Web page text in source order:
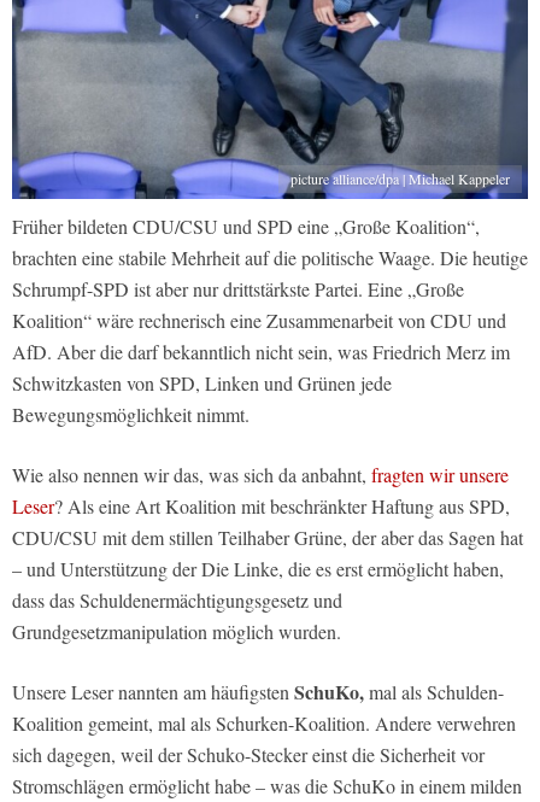
picture alliance/dpa | Michael Kappeler
Früher bildeten CDU/CSU und SPD eine „Große Koalition“,
brachten eine stabile Mehrheit auf die politische Waage. Die heutige
Schrumpf-SPD ist aber nur drittstärkste Partei. Eine „Große
Koalition“ wäre rechnerisch eine Zusammenarbeit von CDU und
AfD. Aber die darf bekanntlich nicht sein, was Friedrich Merz im
Schwitzkasten von SPD, Linken und Grünen jede
Bewegungsmöglichkeit nimmt.
Wie also nennen wir das, was sich da anbahnt, fragten wir unsere
Leser? Als eine Art Koalition mit beschränkter Haftung aus SPD,
CDU/CSU mit dem stillen Teilhaber Grüne, der aber das Sagen hat
– und Unterstützung der Die Linke, die es erst ermöglicht haben,
dass das Schuldenermächtigungsgesetz und
Grundgesetzmanipulation möglich wurden.
Unsere Leser nannten am häufigsten SchuKo,mal als Schulden-
Koalition gemeint, mal als Schurken-Koalition. Andere verwehren
sich dagegen, weil der Schuko-Stecker einst die Sicherheit vor
Stromschlägen ermöglicht habe – was die SchuKo in einem milden